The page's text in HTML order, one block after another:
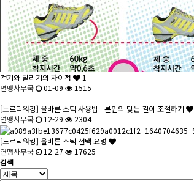
걷기와 달리기의 차이점
1
연맹사무국
01-09
1515
[노르딕워킹] 올바른 스틱 사용법 - 본인의 맞는 길이 조절하기
연맹사무국
12-29 2304
[노르딕워킹] 올바른 스틱 선택 요령
연맹사무국
12-27
17625
검색